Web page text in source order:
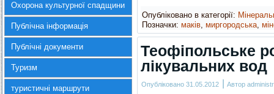
Охорона культурної спадщини
Публічна інформація
Публічні документи
Туризм
туристичні маршрути
Опубліковано в категорії:
Позначки: маків, миргородська,
Теофіпольське
лікувальних вод
Опубліковано 31.05.2012 | Автор